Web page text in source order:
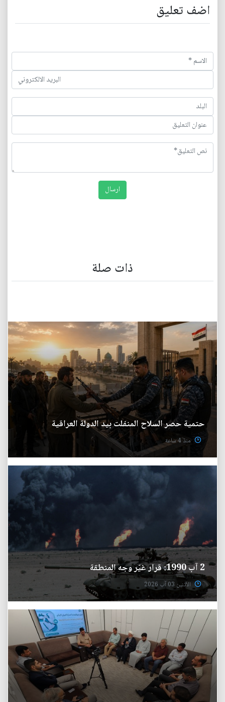
اضف تعليق
ذات صلة
حتمية حصر السلاح المنفلت بيد الدولة العراقية
منذ 4 ساعة
2 آب 1990: قرار غيّر وجه المنطقة
الأثنين 03 آب 2026